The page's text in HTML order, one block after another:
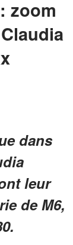
zoom
dans
leur
de M6,